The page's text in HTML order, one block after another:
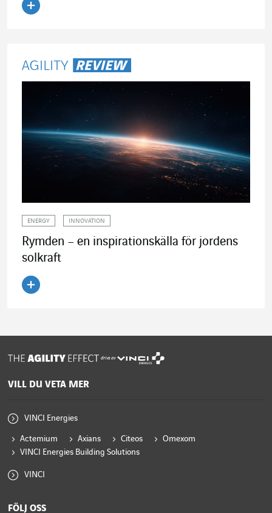
ENERGY INNOVATION
Rymden – en inspirationskälla för jordens
solkraft
drivs av
VILL DU VETA MER
VINCI Energies
Actemium Axians Citeos
Omexom
VINCI Energies Building Solutions
VINCI
FÖLJ OSS